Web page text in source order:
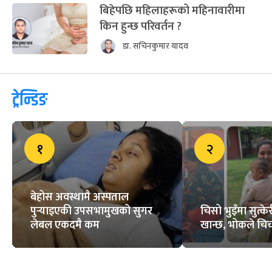
बिहेपछि महिलाहरूको महिनावारीमा
किन हुन्छ परिवर्तन ?
डा. सचिनकुमार यादव
ट्रेन्डिङ
१
बेहोस अवस्थामै अस्पताल
पुर्‍याइएकी उपसभामुखको सुगर
लेबल एकदमै कम
२
चिसो भुइँमा
खान्छ, भोकले